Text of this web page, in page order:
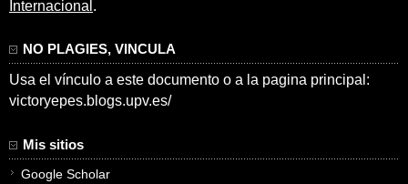
Internacional .
NO PLAGIES, VINCULA
Usa el vínculo a este documento o a la pagina principal:
victoryepes.blogs.upv.es/
Mis sitios
Google Scholar